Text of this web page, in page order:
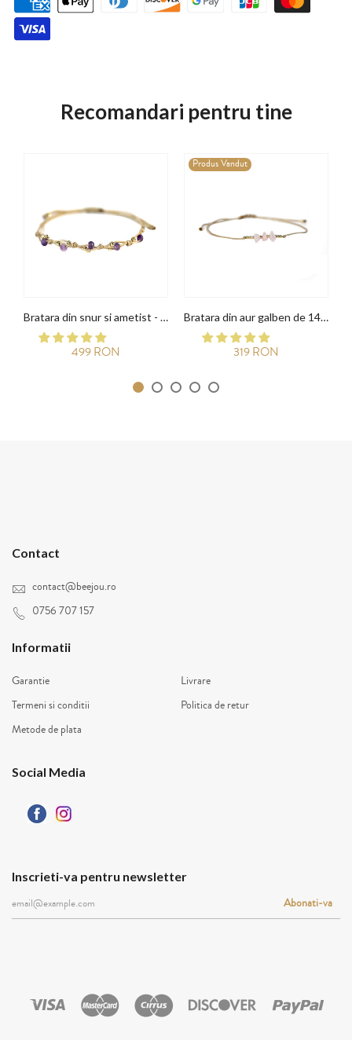
Recomandari pentru tine
Bratara din snur si ametist - Aur galben de 14K
499 RON
Produs Vandut
Bratara din aur galben de 14K si cuart roz
319 RON
Contact
contact@beejou.ro
0756 707 157
Informatii
Garantie
Livrare
Termeni si conditii
Politica de retur
Metode de plata
Social Media
Inscrieti-va pentru newsletter
Abonati-va